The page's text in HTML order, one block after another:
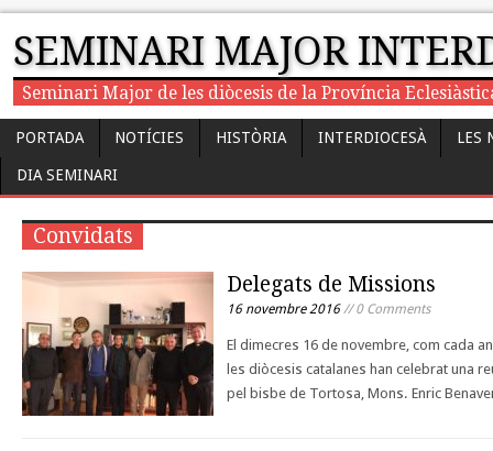
SEMINARI MAJOR
Seminari Major de les diòcesis de la Província
PORTADA NOTÍCIES HISTÒRIA INTERDIOCESÀ LES
DIA SEMINARI
Convidats
Delegats de Missions
16 novembre 2016// 0 Comments
El dimecres 16 de novembre, com cada
les diòcesis catalanes han celebrat una
pel bisbe de Tortosa, Mons. Enric